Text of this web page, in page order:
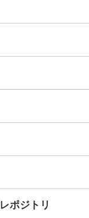
ポジトリ